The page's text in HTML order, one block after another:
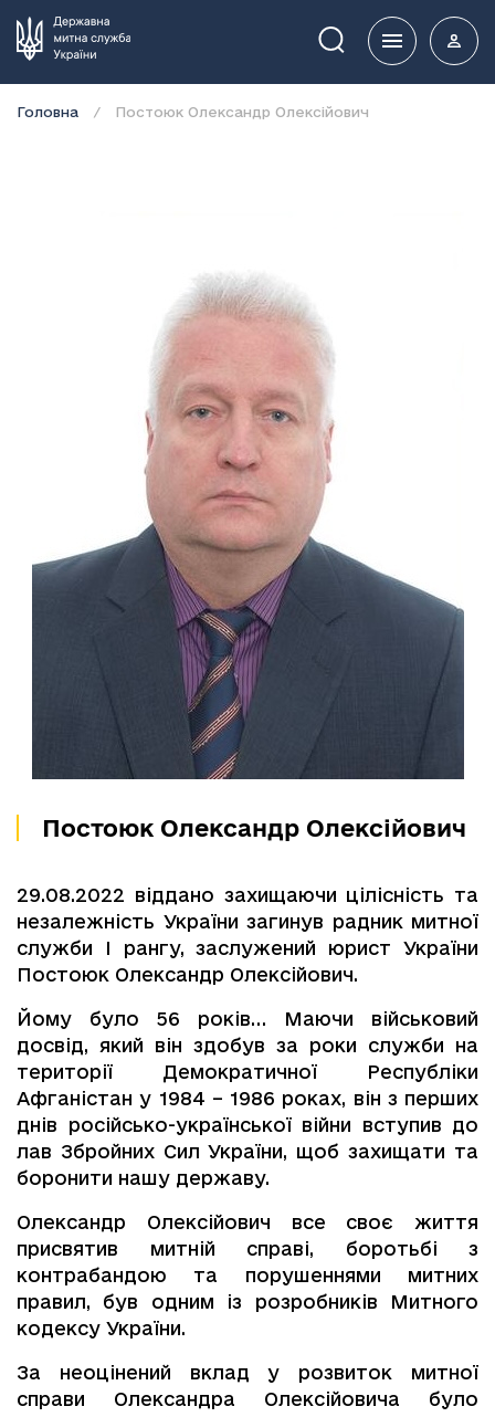
Пошук
Головна Постоюк Олександр Олексійович
Постоюк Олександр Олексійович
29.08.2022 віддано захищаючи цілісність та
незалежність України загинув радник митної
служби І рангу, заслужений юрист України
Постоюк Олександр Олексійович.
Йому було 56 років… Маючи військовий
досвід, який він здобув за роки служби на
території Демократичної Республіки
Афганістан у 1984 – 1986 роках, він з перших
днів російсько-української війни вступив до
лав Збройних Сил України, щоб захищати та
боронити нашу державу.
Олександр Олексійович все своє життя
присвятив митній справі, боротьбі з
контрабандою та порушеннями митних
правил, був одним із розробників Митного
кодексу України.
За неоцінений вклад у розвиток митної
справи Олександра Олексійовича було